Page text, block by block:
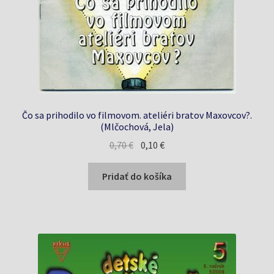
Čo sa prihodilo vo filmovom. ateliéri bratov Maxovcov?.
(Mlčochová, Jela)
0,70€ Pôvodná
cena
bola:
0,70 €.
0,10€Aktuálna
cena
je:
0,10 €.
Pridať do košíka